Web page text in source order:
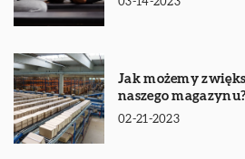
03-14-2023
Jak możemy
naszego magazynu?
02-21-2023